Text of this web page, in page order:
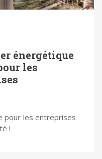
énergétique
les
pour les entreprises
!